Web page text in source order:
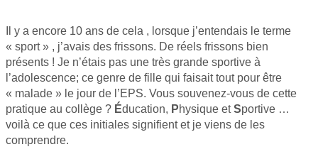
Il y a encore 10 ans de cela , lorsque j’entendais le terme
« sport » , j’avais des frissons. De réels frissons bien
présents ! Je n’étais pas une très grande sportive à
l’adolescence; ce genre de fille qui faisait tout pour être
« malade » le jour de l’EPS. Vous souvenez-vous de cette
pratique au collège ? Éducation, Physique etSportive …
voilà ce que ces initiales signifient et je viens de les
comprendre.